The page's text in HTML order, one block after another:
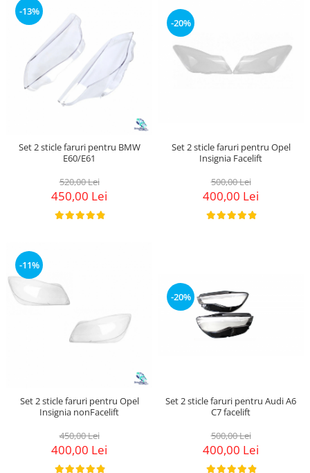
-13%
Set 2 sticle faruri pentru BMW
E60/E61
520,00 Lei
450,00 Lei
-20%
Set 2 sticle faruri pentru Opel
Insignia Facelift
500,00 Lei
400,00 Lei
-11%
Set 2 sticle faruri pentru Opel
Insignia nonFacelift
450,00 Lei
400,00 Lei
-20%
Set 2 sticle faruri pentru Audi A6
C7 facelift
500,00 Lei
400,00 Lei